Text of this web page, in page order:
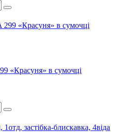
«Красуня» в сумочці